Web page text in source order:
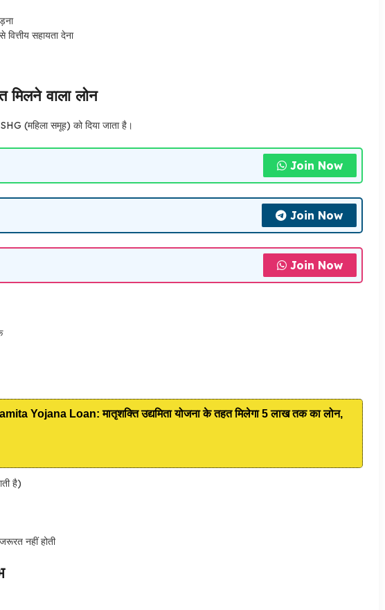
सहायता देना
वाला लोन
(महिला समूह) को दिया जाता है।
Join Now
Join Now
Join Now
Yojana Loan: मातृशक्ति उद्यमिता योजना के तहत मिलेगा 5 लाख तक का लोन,
है)
नहीं होती